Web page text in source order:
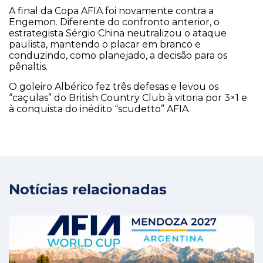
A final da Copa AFIA foi novamente contra a
Engemon. Diferente do confronto anterior, o
estrategista Sérgio China neutralizou o ataque
paulista, mantendo o placar em branco e
conduzindo, como planejado, a decisão para os
pênaltis.
O goleiro Albérico fez três defesas e levou os
“caçulas” do British Country Club à vitoria por 3×1 e
à conquista do inédito “scudetto” AFIA.
Notícias relacionadas